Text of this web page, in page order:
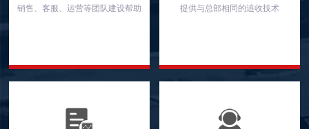
销售、客服、运营等团队建设帮助 提供与总部相同的追收技术